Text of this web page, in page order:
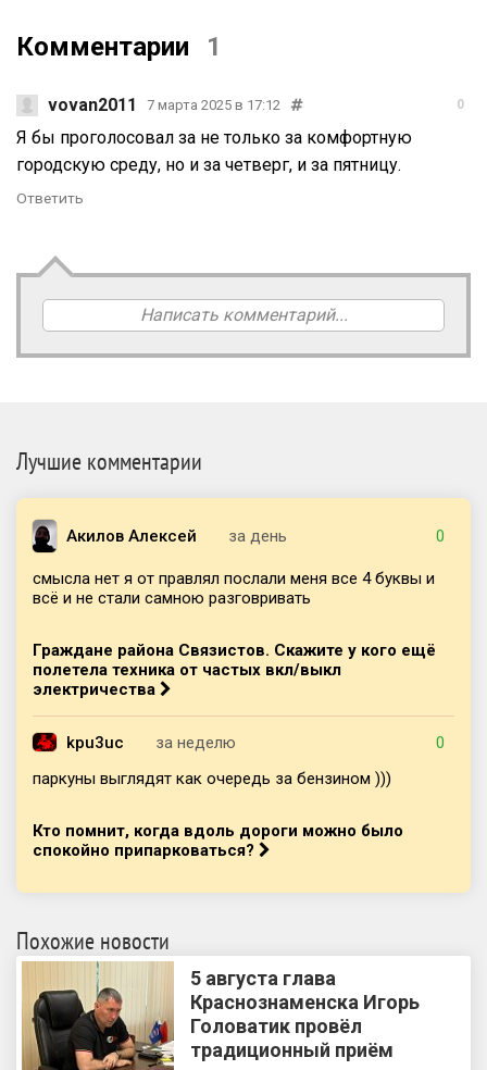
Комментарии 1
vovan2011 7 марта 2025 в 17:12 0
Я бы проголосовал за не только за комфортную
городскую среду, но и за четверг, и за пятницу.
Ответить
Написать комментарий...
Лучшие комментарии
Акилов Алексей за день 0
смысла нет я от правлял послали меня все 4 буквы и
всё и не стали самною разговривать
Граждане района Связистов. Скажите у кого ещё
полетела техника от частых вкл/выкл
электричества
kpu3uc за неделю
0
паркуны выглядят как очередь за бензином )))
Кто помнит, когда вдоль дороги можно было
спокойно припарковаться?
Похожие новости
5 августа глава
Краснознаменска Игорь
Головатик провёл
традиционный приём